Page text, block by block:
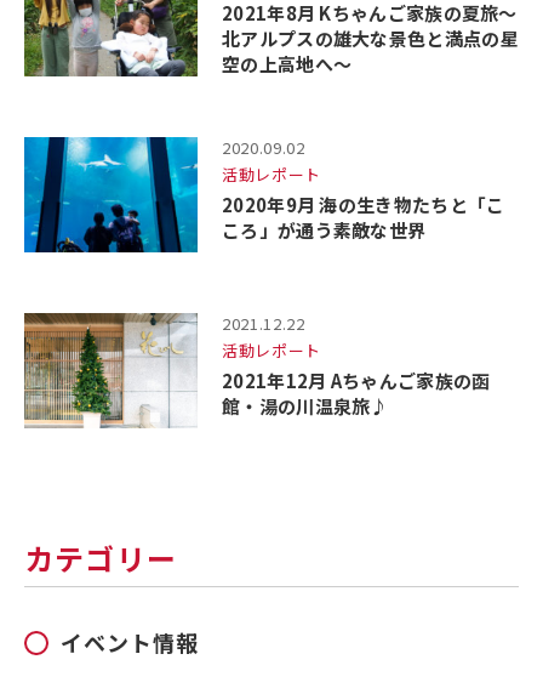
2021年8月 Kちゃんご家族の夏旅～
北アルプスの雄大な景色と満点の星
空の上高地へ～
2020.09.02
活動レポート
2020年9月 海の生き物たちと「こ
ころ」が通う素敵な世界
2021.12.22
活動レポート
2021年12月 Aちゃんご家族の函
館・湯の川温泉旅♪
カテゴリー
イベント情報